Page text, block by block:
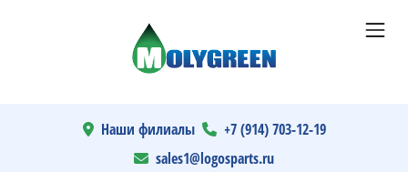
Наши филиалы
+7 (914) 703-12-19
sales1@logosparts.ru